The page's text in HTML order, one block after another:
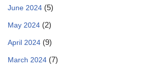
June 2024 (5)
May 2024 (2)
April 2024 (9)
March 2024 (7)